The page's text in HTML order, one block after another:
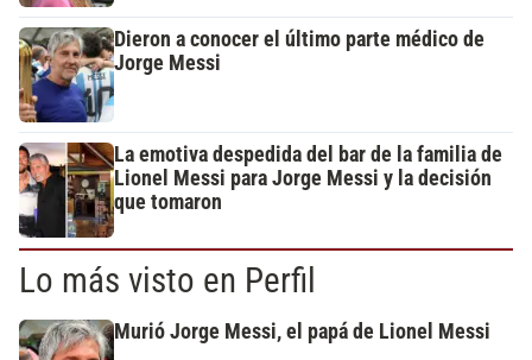
Dieron a conocer el último parte médico de
Jorge Messi
La emotiva despedida del bar de la familia de
Lionel Messi para Jorge Messi y la decisión
que tomaron
Lo más visto en Perfil
Murió Jorge Messi, el papá de Lionel Messi